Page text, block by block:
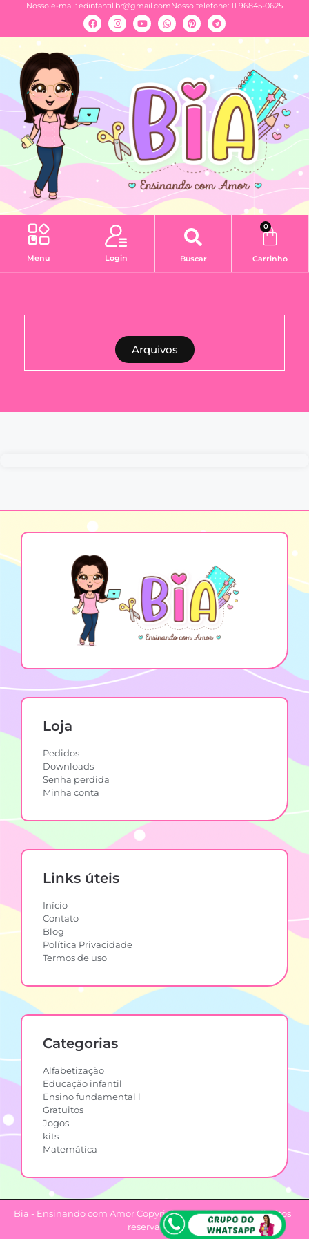
Nosso e-mail: edinfantil.br@gmail.comNosso telefone: 11 96845-0625
Menu Login Buscar
0
Carrinho
Arquivos
Loja
Pedidos
Downloads
Senha perdida
Minha conta
Links úteis
Início
Contato
Blog
Política Privacidade
Termos de uso
Categorias
Alfabetização
Educação infantil
Ensino fundamental l
Gratuitos
Jogos
kits
Matemática
Bia - Ensinando com Amor Copyright © 2022. Todos os direitos
reservados.